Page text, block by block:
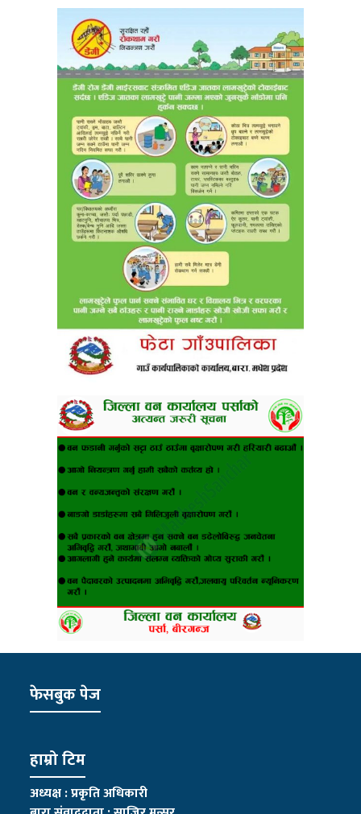
फेसबुक पेज
हाम्रो टिम
अध्यक्ष : प्रकृति अधिकारी